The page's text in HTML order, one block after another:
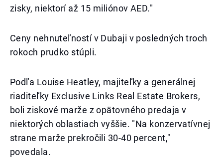
zisky, niektorí až 15 miliónov AED."
Ceny nehnuteľností v Dubaji v posledných troch
rokoch prudko stúpli.
Podľa Louise Heatley, majiteľky a generálnej
riaditeľky Exclusive Links Real Estate Brokers,
boli ziskové marže z opätovného predaja v
niektorých oblastiach vyššie. "Na konzervatívnej
strane marže prekročili 30-40 percent,"
povedala.